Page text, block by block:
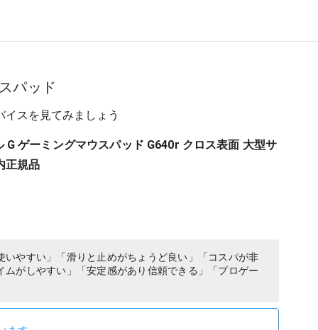
パッド
スを見てみましょう
ゲーミングマウスパッド G640r クロス表面 大型サ
正規品
やすい」「滑りと止めがちょうど良い」「コスパが非
がしやすい」「安定感があり信頼できる」「プロゲー